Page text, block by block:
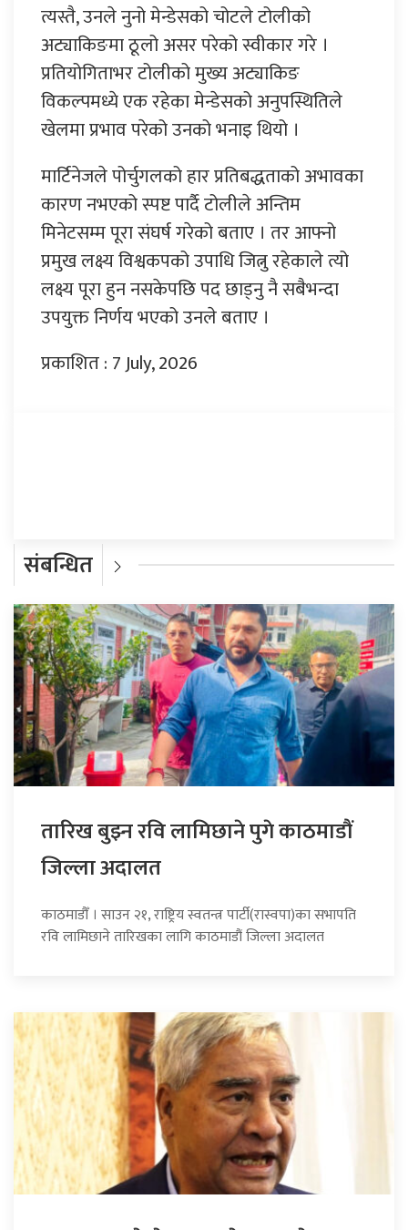
त्यस्तै, उनले नुनो मेन्डेसको चोटले टोलीको
अट्याकिङमा ठूलो असर परेको स्वीकार गरे ।
प्रतियोगिताभर टोलीको मुख्य अट्याकिङ
विकल्पमध्ये एक रहेका मेन्डेसको अनुपस्थितिले
खेलमा प्रभाव परेको उनको भनाइ थियो ।
मार्टिनेजले पोर्चुगलको हार प्रतिबद्धताको अभावका
कारण नभएको स्पष्ट पार्दै टोलीले अन्तिम
मिनेटसम्म पूरा संघर्ष गरेको बताए । तर आफ्नो
प्रमुख लक्ष्य विश्वकपको उपाधि जित्नु रहेकाले त्यो
लक्ष्य पूरा हुन नसकेपछि पद छाड्नु नै सबैभन्दा
उपयुक्त निर्णय भएको उनले बताए ।
प्रकाशित : 7 July, 2026
संबन्धित
तारिख बुझ्न रवि लामिछाने पुगे काठमाडौं
जिल्ला अदालत
काठमाडौँ । साउन २१, राष्ट्रिय स्वतन्त्र पार्टी(रास्वपा)का सभापति
रवि लामिछाने तारिखका लागि काठमाडौं जिल्ला अदालत